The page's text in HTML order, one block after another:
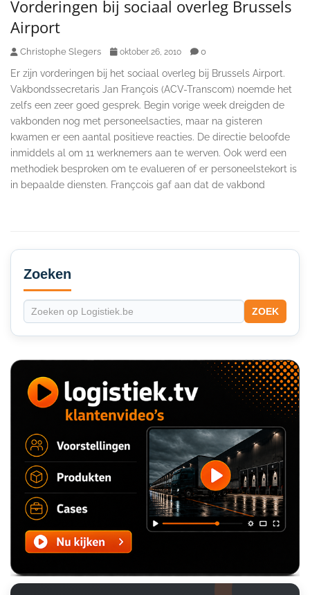
Vorderingen bij sociaal overleg Brussels
Airport
Christophe Slegers oktober 26, 2010 0
Er zijn vorderingen bij het sociaal overleg bij Brussels Airport.
Vakbondssecretaris Jan François (ACV-Transcom) noemde het
zelfs een zeer goed gesprek. Begin vorige week dreigden de
vakbonden nog met personeelsacties, maar na gisteren
kwamen er een aantal positieve reacties. De directie beloofde
inmiddels al om 11 werknemers aan te werven. Ook werd een
methodiek besproken om te evalueren of er personeelstekort is
in bepaalde diensten. Françcois gaf aan dat de vakbond
Secondary
Sidebar
Zoeken
ZOEK